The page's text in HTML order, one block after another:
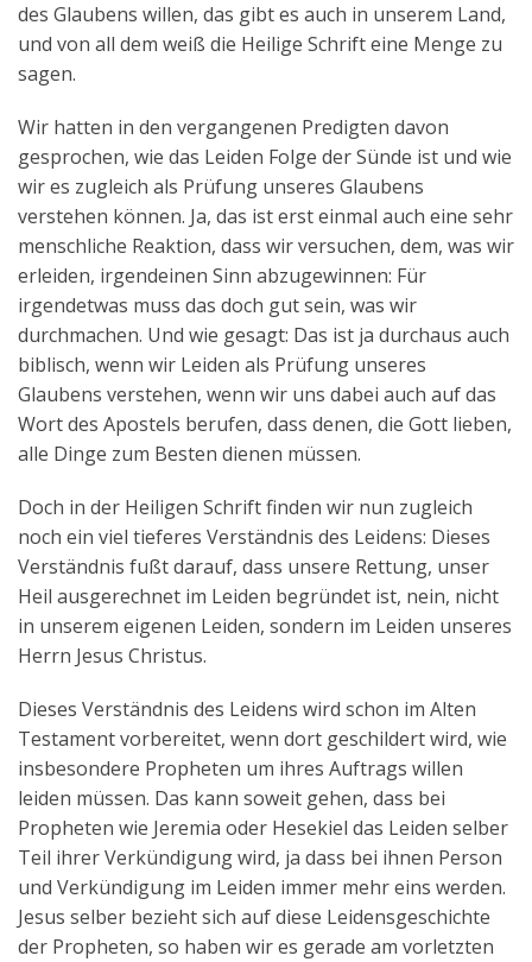
des Glaubens willen, das gibt es auch in unserem Land,
und von all dem weiß die Heilige Schrift eine Menge zu
sagen.
Wir hatten in den vergangenen Predigten davon
gesprochen, wie das Leiden Folge der Sünde ist und wie
wir es zugleich als Prüfung unseres Glaubens
verstehen können. Ja, das ist erst einmal auch eine sehr
menschliche Reaktion, dass wir versuchen, dem, was wir
erleiden, irgendeinen Sinn abzugewinnen: Für
irgendetwas muss das doch gut sein, was wir
durchmachen. Und wie gesagt: Das ist ja durchaus auch
biblisch, wenn wir Leiden als Prüfung unseres
Glaubens verstehen, wenn wir uns dabei auch auf das
Wort des Apostels berufen, dass denen, die Gott lieben,
alle Dinge zum Besten dienen müssen.
Doch in der Heiligen Schrift finden wir nun zugleich
noch ein viel tieferes Verständnis des Leidens: Dieses
Verständnis fußt darauf, dass unsere Rettung, unser
Heil ausgerechnet im Leiden begründet ist, nein, nicht
in unserem eigenen Leiden, sondern im Leiden unseres
Herrn Jesus Christus.
Dieses Verständnis des Leidens wird schon im Alten
Testament vorbereitet, wenn dort geschildert wird, wie
insbesondere Propheten um ihres Auftrags willen
leiden müssen. Das kann soweit gehen, dass bei
Propheten wie Jeremia oder Hesekiel das Leiden selber
Teil ihrer Verkündigung wird, ja dass bei ihnen Person
und Verkündigung im Leiden immer mehr eins werden.
Jesus selber bezieht sich auf diese Leidensgeschichte
der Propheten, so haben wir es gerade am vorletzten